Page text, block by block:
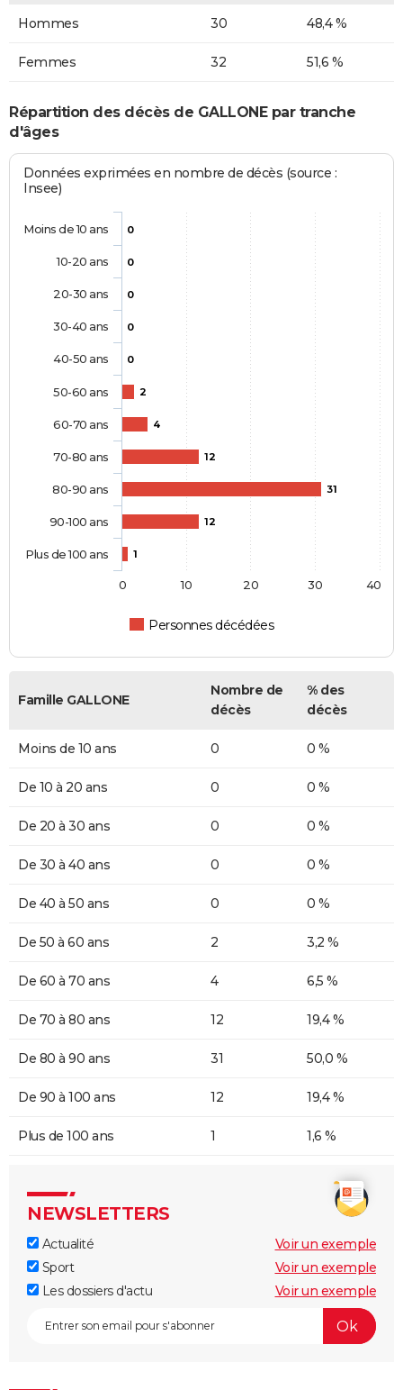
Hommes 30 48,4 %
Femmes 32 51,6 %
Répartition des décès de GALLONE par tranche
d'âges
Données exprimées en nombre de décès (source :
Insee)
0
0
0
0
0
2
4
12
31
12
1
Personnes décédées
Moins de 10 ans
10-20 ans
20-30 ans
30-40 ans
40-50 ans
50-60 ans
60-70 ans
70-80 ans
80-90 ans
90-100 ans
Plus de 100 ans
0 10 20 30 40
Famille GALLONE
Nombre de
décès
% des
décès
Moins de 10 ans 0 0 %
De 10 à 20 ans 0 0 %
De 20 à 30 ans 0 0 %
De 30 à 40 ans 0 0 %
De 40 à 50 ans 0 0 %
De 50 à 60 ans 2 3,2 %
De 60 à 70 ans 4 6,5 %
De 70 à 80 ans 12 19,4 %
De 80 à 90 ans 31 50,0 %
De 90 à 100 ans 12 19,4 %
Plus de 100 ans 1 1,6 %
NEWSLETTERS
Actualité
Voir un exemple
Sport
Voir un exemple
Les dossiers d'actu
Voir un exemple